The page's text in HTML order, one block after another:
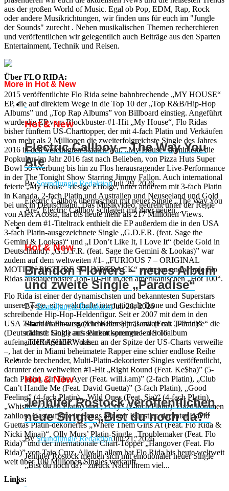
Über FLO RIDA:
2015 veröffentlichte Flo Rida seine bahnbrechende „MY HOUSE“
EP, die auf direktem Wege in die Top 10 der „Top R&B/Hip-Hop
Albums” und „Top Rap Albums” von Billboard einstieg. Angeführt
wurde die EP vom Blockbuster-#1-Hit „My House“, Flo Ridas
bisher fünftem US-Charttopper, der mit 4-fach Platin und Verkäufen
von mehr als 2 Millionen die zweiterfolgreichste Single des Jahres
2016 in den Vereinigten Staaten war. „My House“ dominierte die
Popkultur im Jahr 2016 fast nach Belieben, von Pizza Huts Super
Bowl 50-Werbung bis hin zu Flos herausragender Live-Performance
in der The Tonight Show Starring Jimmy Fallon. Auch international
feierte „My House“ riesige Erfolge, unter anderem mit 3-fach Platin
in Kanada, 2-fach Platin und Australien und Neuseeland und Gold
bei uns in Deutschland. Das Musikvideo, gedreht unter der Regie
von Alex Acosta, hat bis heute mehr als 217 Millionen Views.
Neben dem #1-Titeltrack enthielt die EP außerdem die in den USA
3-fach Platin-ausgezeichnete Single „G.D.F.R. (feat. Sage the
Gemini & Lookas)“ und „I Don’t Like It, I Love It“ (beide Gold in
Deutschland). „G.D.F.R. (feat. Sage the Gemini & Lookas)” war
zudem auf dem weltweiten #1- „FURIOUS 7 – ORIGINAL
MOTION PICTURE SOUNDTRACK“ vertreten und wurde Flo
Ridas ausdauerndster Top-10-Hit in den amerikanischen „Hot 100“.
Flo Rida ist einer der dynamischsten und bekanntesten Superstars
unserer Tage, eine wahrhafte internationale Ikone und Geschichte
schreibende Hip-Hop-Heldenfigur. Seit er 2007 mit dem in den
USA 7-fach Platin-ausgezeichneten Hit „Low (Feat. T-Pain)”
(Deutschland: Gold) aufs Parkett sprengte – der 10
aufeinanderfolgende Wochen an der Spitze der US-Charts verweilte
–, hat der in Miami beheimatete Rapper eine schier endlose Reihe
Rekorde brechender, Multi-Platin-dekorierter Singles veröffentlicht,
darunter den weltweiten #1-Hit „Right Round (Feat. Ke$ha)” (5-
fach Platin), „In The Ayer (Feat. will.i.am)” (2-fach Platin), „Club
Can’t Handle Me (Feat. David Guetta)” (3-fach Platin), „Good
Feeling” (4-fach Platin), „Wild Ones (Feat. Sia)“ (4-fach Platin),
„Whistle” (2-fach Platin) und „I Cry” (2-fach Platin). Dazu kommen
zahllose Gastauftritte in Songs anderer Künstler, darunter David
Guettas Platin-dekoriertes „Where Them Girls At (Feat. Flo Rida &
Nicki Minaj)“, Olly Murs’ Platin-Single „Troublemaker (Feat. Flo
Rida)” und der internationale Chart-Topper „Hangover (Feat. Flo
Rida)” von Taio Cruz. Alles in allem hat Flo Rida bis heute weltweit
weit über 100 Millionen Singles verkauft.
Links:
aus der großen World of Music. Egal ob Pop, EDM, Rap, Rock
oder andere Musikrichtungen, wir finden uns für euch im "Jungle
der Sounds" zurecht . Neben musikalischen Themen recherchieren
und veröffentlichen wir gelegentlich auch Beiträge aus den Sparten
Entertainment, Technik und Reisen.
More in Hot & New
Hot & New
Electric Callboy – The Way You
Are
BySoundjungle RedaktionJuli 29, 2026
Electric Callboy überraschen mit neuer Single „The Way You
Are“ Electric Callboy schlagen mit ihrer neuen...
Hot & New
Brandon Flowers – neues Album
und zweite Single „Paradise“
BySoundjungle RedaktionJuli 28, 2026
Brandon Flowers (The Killers) präsentiert mit „Paradise“ die
nächste Single aus seinem kommenden Soloalbum
„THRASHER“, das...
Hot & New
Jennifer Rostock veröffentlichen
neue Single „Bist du noch da?“
BySoundjungle RedaktionJuli 21, 2026
Jennifer Rostock melden sich mit emotionaler neuer Single
„Bist du noch da?“ zurück Nach ihrem viel...